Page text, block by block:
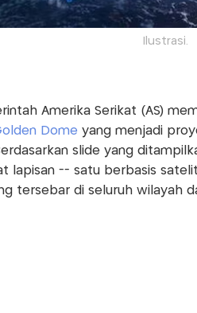
Ilustrasi.
Amerika Serikat (AS)
Dome yang menjadi
slide yang
lapisan -- satu berbasis
tersebar di seluruh wilayah